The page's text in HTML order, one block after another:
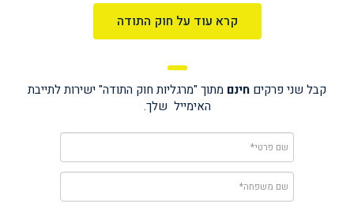
קרא עוד על חוק התודה
קבל שני פרקים חינם מתוך "מרגליות חוק התודה"ישירות לתייבת
האימייל שלך.